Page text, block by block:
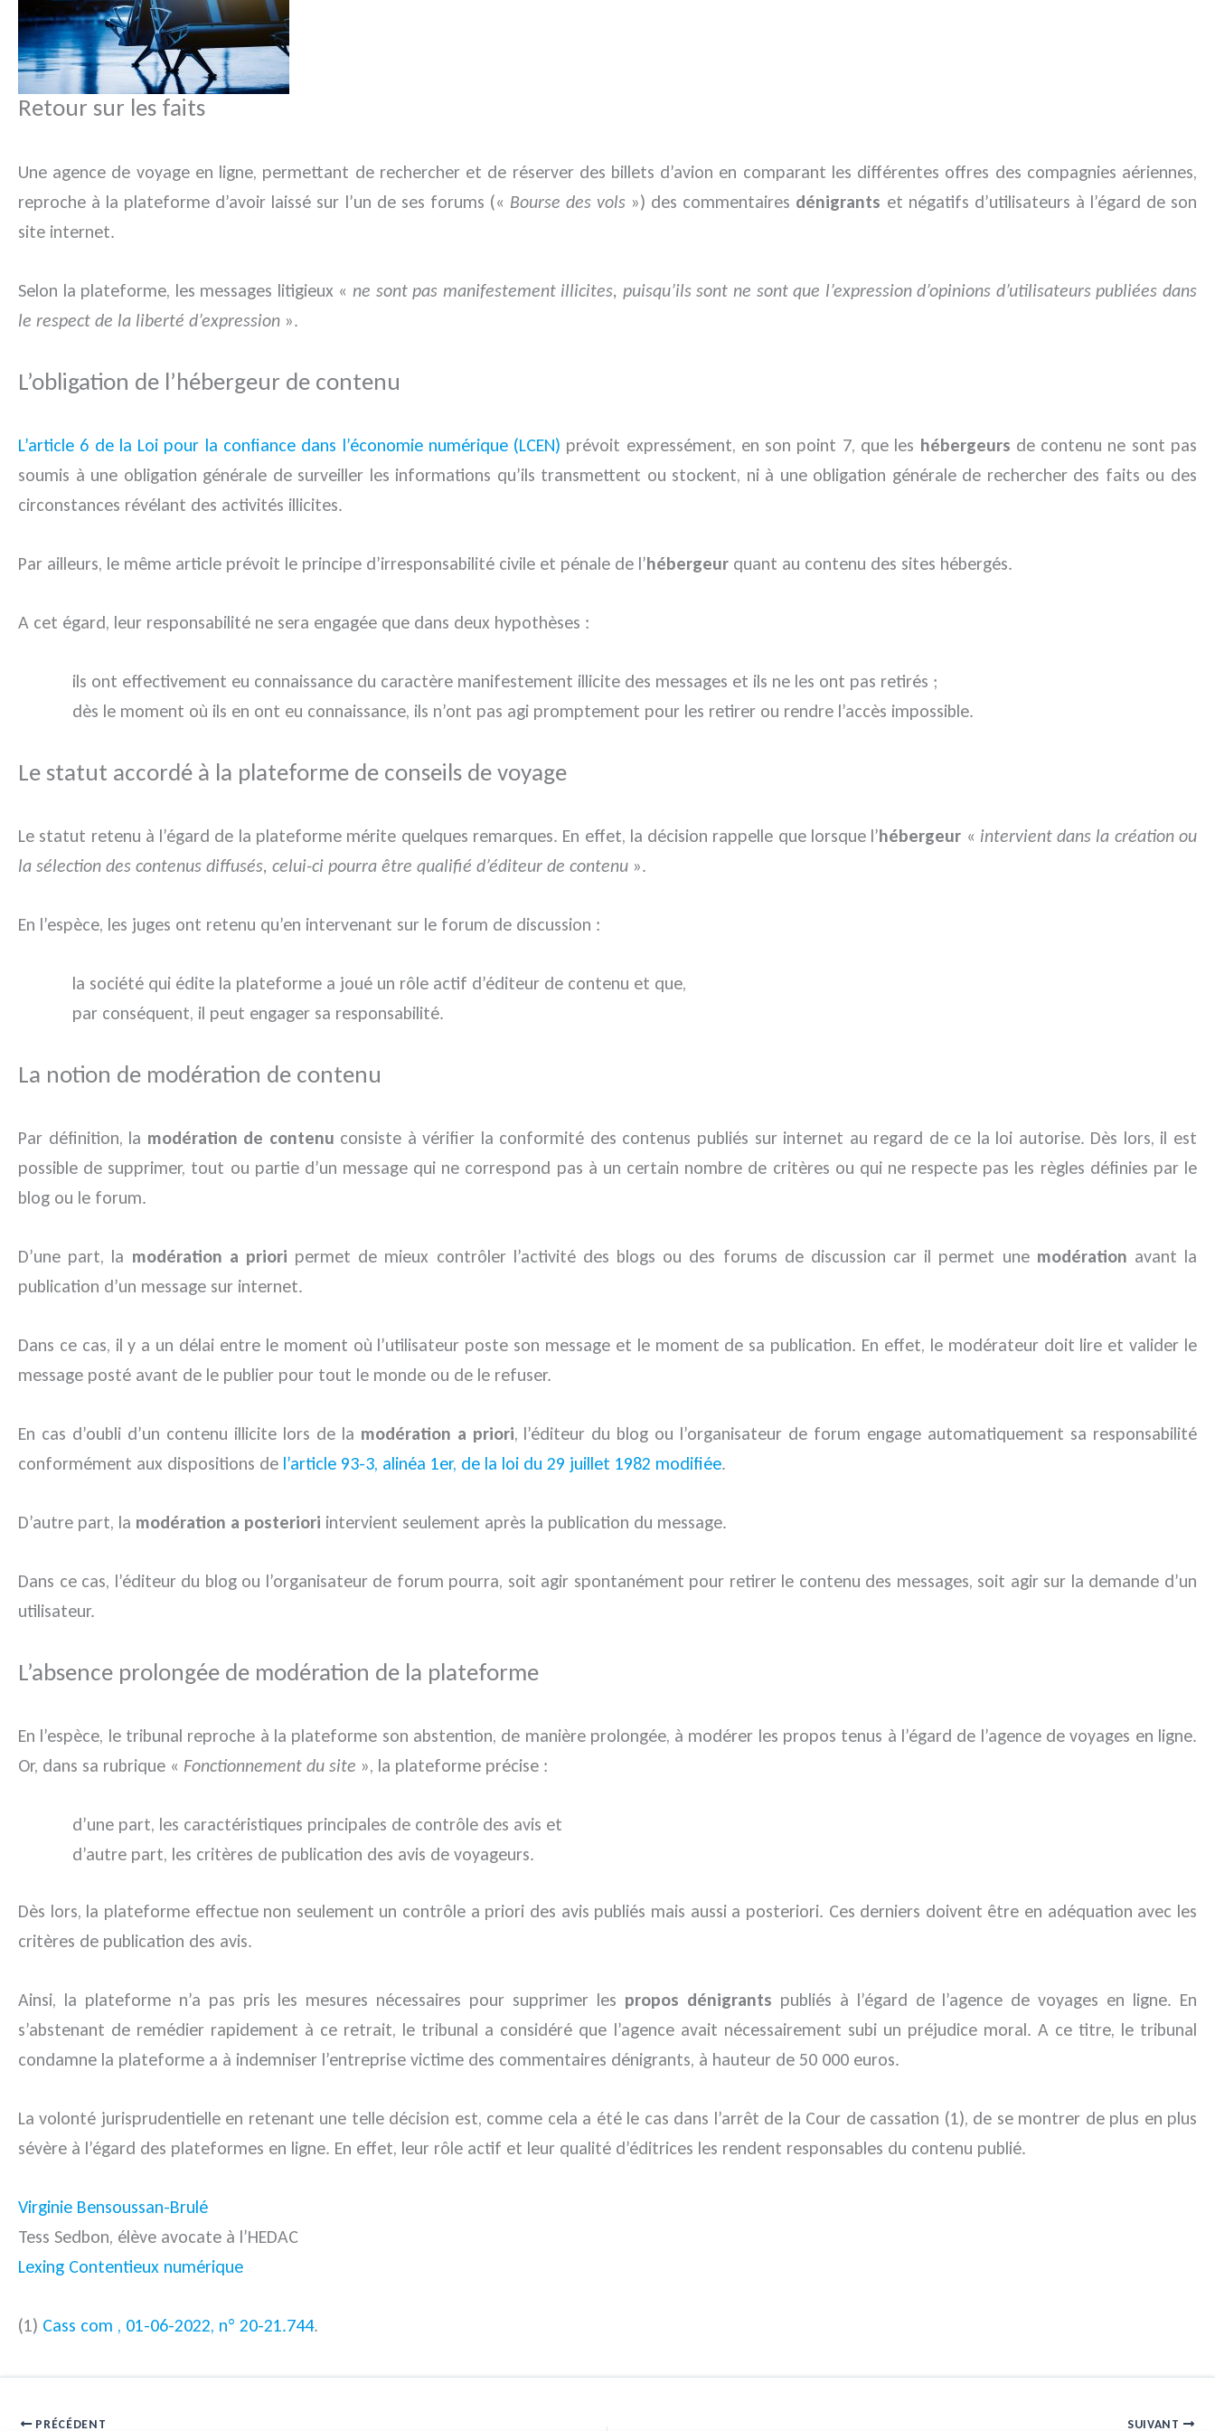
Retour sur les faits
Une agence de voyage en ligne, permettant de rechercher et de réserver des billets d’avion en comparant les différentes offres des compagnies aériennes,
reproche à la plateforme d’avoir laissé sur l’un de ses forums (« Bourse des vols ») des commentaires dénigrants et négatifs d’utilisateurs à l’égard de son
site internet.
Selon la plateforme, les messages litigieux « ne sont pas manifestement illicites, puisqu’ils sont ne sont que l’expression d’opinions d’utilisateurs publiées dans
le respect de la liberté d’expression ».
L’obligation de l’hébergeur de contenu
L’article 6 de la Loi pour la confiance dans l’économie numérique (LCEN) prévoit expressément, en son point 7, que les hébergeurs de contenu ne sont pas
soumis à une obligation générale de surveiller les informations qu’ils transmettent ou stockent, ni à une obligation générale de rechercher des faits ou des
circonstances révélant des activités illicites.
Par ailleurs, le même article prévoit le principe d’irresponsabilité civile et pénale de l’hébergeur quant au contenu des sites hébergés.
A cet égard, leur responsabilité ne sera engagée que dans deux hypothèses :
ils ont effectivement eu connaissance du caractère manifestement illicite des messages et ils ne les ont pas retirés ;
dès le moment où ils en ont eu connaissance, ils n’ont pas agi promptement pour les retirer ou rendre l’accès impossible.
Le statut accordé à la plateforme de conseils de voyage
Le statut retenu à l’égard de la plateforme mérite quelques remarques. En effet, la décision rappelle que lorsque l’hébergeur « intervient dans la création ou
la sélection des contenus diffusés, celui-ci pourra être qualifié d’éditeur de contenu ».
En l’espèce, les juges ont retenu qu’en intervenant sur le forum de discussion :
la société qui édite la plateforme a joué un rôle actif d’éditeur de contenu et que,
par conséquent, il peut engager sa responsabilité.
La notion de modération de contenu
Par définition, la modération de contenu consiste à vérifier la conformité des contenus publiés sur internet au regard de ce la loi autorise. Dès lors, il est
possible de supprimer, tout ou partie d’un message qui ne correspond pas à un certain nombre de critères ou qui ne respecte pas les règles définies par le
blog ou le forum.
D’une part, la modération a priori permet de mieux contrôler l’activité des blogs ou des forums de discussion car il permet une modération avant la
publication d’un message sur internet.
Dans ce cas, il y a un délai entre le moment où l’utilisateur poste son message et le moment de sa publication. En effet, le modérateur doit lire et valider le
message posté avant de le publier pour tout le monde ou de le refuser.
En cas d’oubli d’un contenu illicite lors de la modération a priori, l’éditeur du blog ou l’organisateur de forum engage automatiquement sa responsabilité
conformément aux dispositions de l’article 93-3, alinéa 1er, de la loi du 29 juillet 1982 modifiée.
D’autre part, la modération a posteriori intervient seulement après la publication du message.
Dans ce cas, l’éditeur du blog ou l’organisateur de forum pourra, soit agir spontanément pour retirer le contenu des messages, soit agir sur la demande d’un
utilisateur.
L’absence prolongée de modération de la plateforme
En l’espèce, le tribunal reproche à la plateforme son abstention, de manière prolongée, à modérer les propos tenus à l’égard de l’agence de voyages en ligne.
Or, dans sa rubrique « Fonctionnement du site », la plateforme précise :
d’une part, les caractéristiques principales de contrôle des avis et
d’autre part, les critères de publication des avis de voyageurs.
Dès lors, la plateforme effectue non seulement un contrôle a priori des avis publiés mais aussi a posteriori. Ces derniers doivent être en adéquation avec les
critères de publication des avis.
Ainsi, la plateforme n’a pas pris les mesures nécessaires pour supprimer les propos dénigrants publiés à l’égard de l’agence de voyages en ligne. En
s’abstenant de remédier rapidement à ce retrait, le tribunal a considéré que l’agence avait nécessairement subi un préjudice moral. A ce titre, le tribunal
condamne la plateforme a à indemniser l’entreprise victime des commentaires dénigrants, à hauteur de 50 000 euros.
La volonté jurisprudentielle en retenant une telle décision est, comme cela a été le cas dans l’arrêt de la Cour de cassation (1), de se montrer de plus en plus
sévère à l’égard des plateformes en ligne. En effet, leur rôle actif et leur qualité d’éditrices les rendent responsables du contenu publié.
Virginie Bensoussan-Brulé
Tess Sedbon, élève avocate à l’HEDAC
Lexing Contentieux numérique
(1) Cass com , 01-06-2022, n° 20-21.744.
PRÉCÉDENT SUIVANT